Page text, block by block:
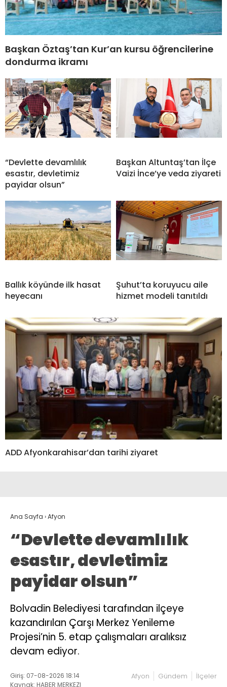
Başkan Öztaş’tan Kur’an kursu öğrencilerine
dondurma ikramı
“Devlette devamlılık
esastır, devletimiz
payidar olsun”
Başkan Altuntaş’tan İlçe
Vaizi İnce’ye veda ziyareti
Ballık köyünde ilk hasat
heyecanı
Şuhut’ta koruyucu aile
hizmet modeli tanıtıldı
ADD Afyonkarahisar’dan tarihi ziyaret
Ana Sayfa ›Afyon
“Devlette devamlılık
esastır, devletimiz
payidar olsun”
Bolvadin Belediyesi tarafından ilçeye
kazandırılan Çarşı Merkez Yenileme
Projesi’nin 5. etap çalışmaları aralıksız
devam ediyor.
Giriş: 07-08-2026 18:14
Kaynak: HABER MERKEZI
Afyon Gündem İlçeler